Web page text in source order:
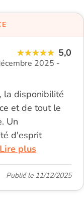
5,0
2025 -
la disponibilité
et de tout le
Un
d'esprit
plus
Publié le 11/12/2025